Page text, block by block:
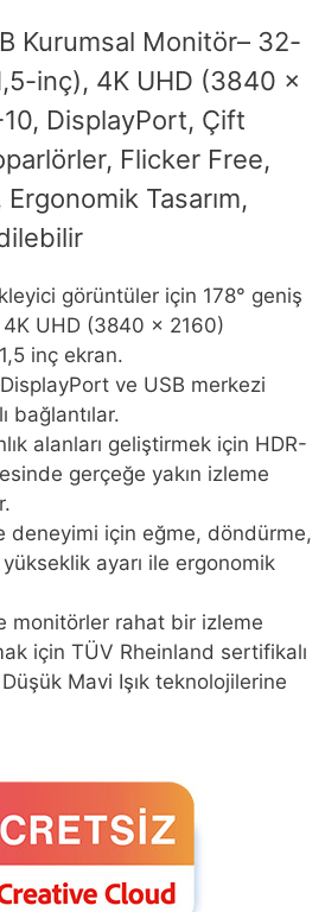
Kurumsal Monitör– 32-
inç), 4K UHD (3840 x
DisplayPort, Çift
Flicker Free,
Tasarım,
görüntüler için 178° geniş
4K UHD (3840 x 2160)
inç ekran.
ve USB merkezi
bağlantılar.
alanları geliştirmek için HDR-
gerçeğe yakın izleme
deneyimi için eğme, döndürme,
ayarı ile ergonomik
monitörler rahat bir izleme
için TÜV Rheinland sertifikalı
Mavi Işık teknolojilerine